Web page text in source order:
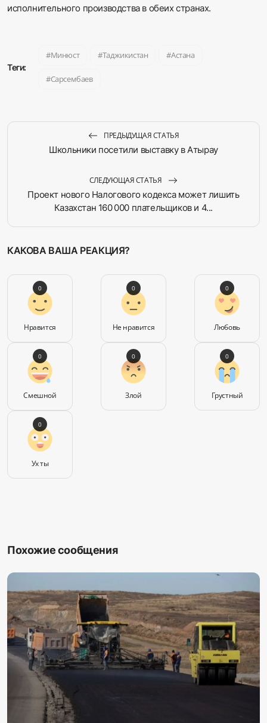
исполнительного производства в обеих странах.
Теги:
Минюст Таджикистан Астана
Сарсембаев
ПРЕДЫДУЩАЯ СТАТЬЯ
Школьники посетили выставку в Атырау
СЛЕДУЮЩАЯ СТАТЬЯ
Проект нового Налогового кодекса может лишить
Казахстан 160 000 плательщиков и 4...
КАКОВА ВАША РЕАКЦИЯ?
Нравится
0
Не нравится
0
Любовь
0
Смешной
0
Злой
0
Грустный
0
Ух ты
0
Похожие сообщения